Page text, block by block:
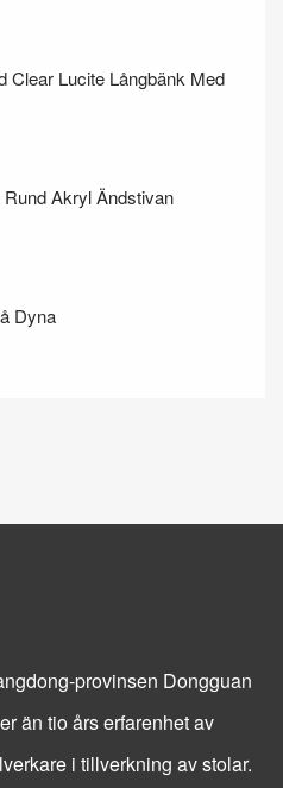
Clear Lucite Långbänk Med
Akryl Ändstivan
Dyna
provinsen Dongguan
än tio års erfarenhet av
i tillverkning av stolar.